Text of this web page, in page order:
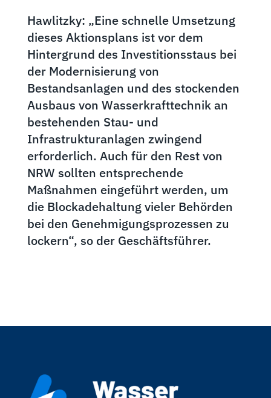
Hawlitzky: „Eine schnelle Umsetzung
dieses Aktionsplans ist vor dem
Hintergrund des Investitionsstaus bei
der Modernisierung von
Bestandsanlagen und des stockenden
Ausbaus von Wasserkrafttechnik an
bestehenden Stau- und
Infrastrukturanlagen zwingend
erforderlich. Auch für den Rest von
NRW sollten entsprechende
Maßnahmen eingeführt werden, um
die Blockadehaltung vieler Behörden
bei den Genehmigungsprozessen zu
lockern“, so der Geschäftsführer.